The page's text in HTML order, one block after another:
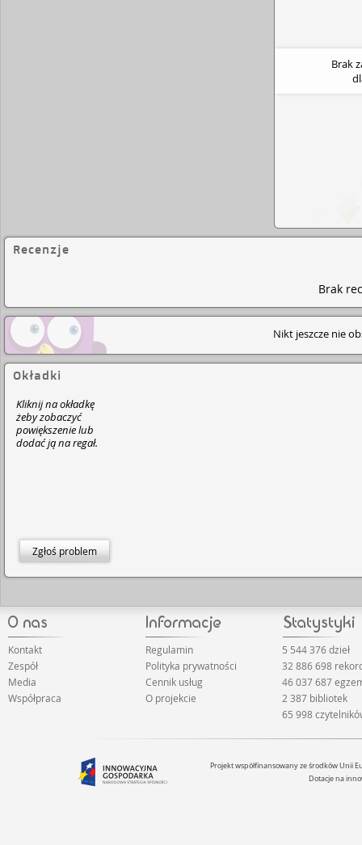
Brak
Recenzje
Brak
Nikt jeszcze nie
Okładki
Kliknij na okładkę
żeby zobaczyć
powiększenie lub
dodać ją na regał.
Zgłoś problem
Kontakt
Zespół
Media
Współpraca
Regulamin
Polityka prywatności
Cennik usług
O projekcie
5 544 376 dzieł
32 886 698
46 037 687
2 387 bibliotek
65 998
Projekt współfinansowany ze środków Unii
Dotacje na